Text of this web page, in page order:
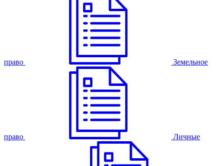
право Земельное
право Личные